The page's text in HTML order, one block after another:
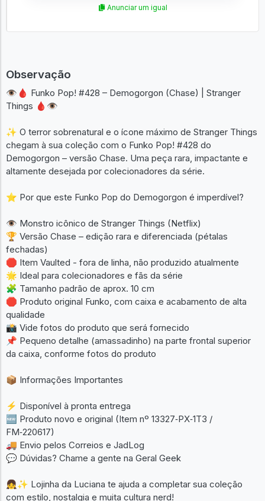
Anunciar um igual
Observação
👁️🩸 Funko Pop! #428 – Demogorgon (Chase) | Stranger
Things 🩸👁️
✨ O terror sobrenatural e o ícone máximo de Stranger Things
chegam à sua coleção com o Funko Pop! #428 do
Demogorgon – versão Chase. Uma peça rara, impactante e
altamente desejada por colecionadores da série.
⭐ Por que este Funko Pop do Demogorgon é imperdível?
👁️ Monstro icônico de Stranger Things (Netflix)
🏆 Versão Chase – edição rara e diferenciada (pétalas
fechadas)
🛑 Item Vaulted - fora de linha, não produzido atualmente
🌟 Ideal para colecionadores e fãs da série
🧩 Tamanho padrão de aprox. 10 cm
🛑 Produto original Funko, com caixa e acabamento de alta
qualidade
📸 Vide fotos do produto que será fornecido
📌 Pequeno detalhe (amassadinho) na parte frontal superior
da caixa, conforme fotos do produto
📦 Informações Importantes
⚡ Disponível à pronta entrega
🆕 Produto novo e original (Item nº 13327‑PX‑1T3 /
FM‑220617)
🚚 Envio pelos Correios e JadLog
💬 Dúvidas? Chame a gente na Geral Geek
👧✨ Lojinha da Luciana te ajuda a completar sua coleção
com estilo, nostalgia e muita cultura nerd!